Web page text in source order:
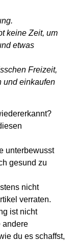
keine Zeit, um
etwas
Freizeit,
und einkaufen
unterbewusst
gesund zu
nicht
verraten.
ist nicht
andere
du es schaffst,